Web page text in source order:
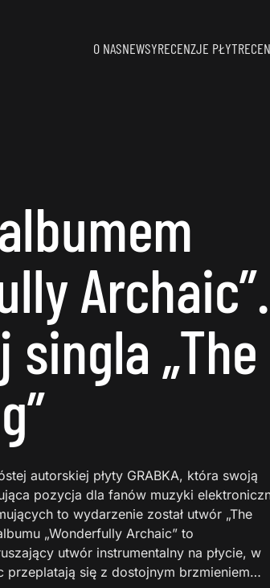
O NASNEWSYRECENZJE PŁYT
Archaic”.
singla „The
autorskiej płyty GRABKA, która swoją
pozycja dla fanów muzyki
to wydarzenie został utwór „The
„Wonderfully Archaic” to
utwór instrumentalny na płycie, w
przeplatają się z dostojnym brzmieniem…